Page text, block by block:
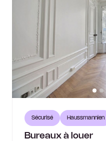
Sécurisé Haussmannien
Bureaux à louer